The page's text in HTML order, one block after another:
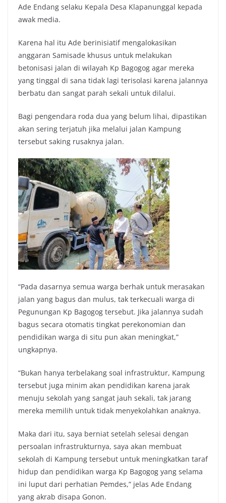
Ade Endang selaku Kepala Desa Klapanunggal kepada
awak media.
Karena hal itu Ade berinisiatif mengalokasikan
anggaran Samisade khusus untuk melakukan
betonisasi jalan di wilayah Kp Bagogog agar mereka
yang tinggal di sana tidak lagi terisolasi karena jalannya
berbatu dan sangat parah sekali untuk dilalui.
Bagi pengendara roda dua yang belum lihai, dipastikan
akan sering terjatuh jika melalui jalan Kampung
tersebut saking rusaknya jalan.
“Pada dasarnya semua warga berhak untuk merasakan
jalan yang bagus dan mulus, tak terkecuali warga di
Pegunungan Kp Bagogog tersebut. Jika jalannya sudah
bagus secara otomatis tingkat perekonomian dan
pendidikan warga di situ pun akan meningkat,”
ungkapnya.
“Bukan hanya terbelakang soal infrastruktur, Kampung
tersebut juga minim akan pendidikan karena jarak
menuju sekolah yang sangat jauh sekali, tak jarang
mereka memilih untuk tidak menyekolahkan anaknya.
Maka dari itu, saya berniat setelah selesai dengan
persoalan infrastrukturnya, saya akan membuat
sekolah di Kampung tersebut untuk meningkatkan taraf
hidup dan pendidikan warga Kp Bagogog yang selama
ini luput dari perhatian Pemdes,” jelas Ade Endang
yang akrab disapa Gonon.